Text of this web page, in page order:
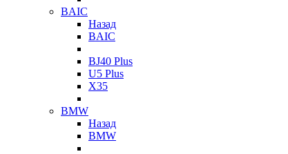
BAIC
Назад
BAIC
BJ40 Plus
U5 Plus
X35
BMW
Назад
BMW